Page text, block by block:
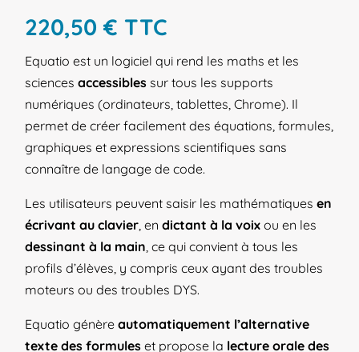
220,50€ TTC
Equatio est un logiciel qui rend les maths et les
sciencesaccessibles sur tous les supports
numériques (ordinateurs, tablettes, Chrome). Il
permet de créer facilement des équations, formules,
graphiques et expressions scientifiques sans
connaître de langage de code.
Les utilisateurs peuvent saisir les mathématiquesen
écrivant au clavier , endictant à la voix ou en les
dessinant à la main , ce qui convient à tous les
profils d’élèves, y compris ceux ayant des troubles
moteurs ou des troubles DYS.
Equatio génèreautomatiquement l’alternative
texte des formules et propose la lecture orale des